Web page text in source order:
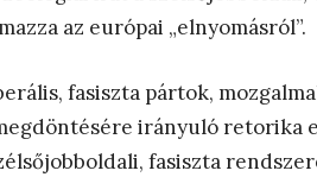
az európai „elnyomásról”.
fasiszta pártok,
irányuló retorika
fasiszta